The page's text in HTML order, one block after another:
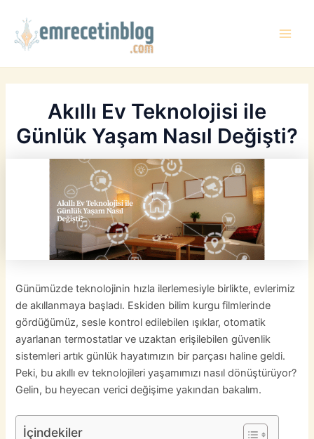
Akıllı Ev Teknolojisi ile
Günlük Yaşam Nasıl Değişti?
Günümüzde teknolojinin hızla ilerlemesiyle birlikte, evlerimiz
de akıllanmaya başladı. Eskiden bilim kurgu filmlerinde
gördüğümüz, sesle kontrol edilebilen ışıklar, otomatik
ayarlanan termostatlar ve uzaktan erişilebilen güvenlik
sistemleri artık günlük hayatımızın bir parçası haline geldi.
Peki, bu akıllı ev teknolojileri yaşamımızı nasıl dönüştürüyor?
Gelin, bu heyecan verici değişime yakından bakalım.
İçindekiler